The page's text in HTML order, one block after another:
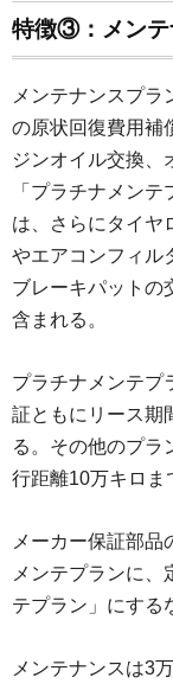
特徴③：メンテ
メンテナンスプラ
の原状回復費用補
ジンオイル交換、
「プラチナメン
は、さらにタイヤ
やエアコンフィル
ブレーキパットの
含まれる。
プラチナメンテプ
証ともにリース期
る。その他のプラ
行距離10万キロま
メーカー保証部品
メンテプランに、
テプラン」にする
メンテナンスは3